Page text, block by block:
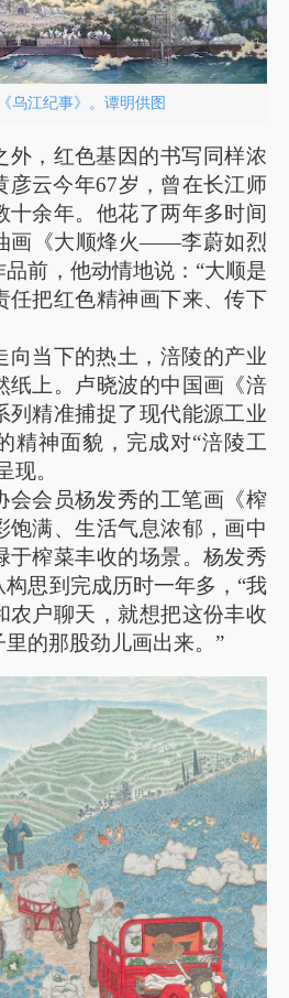
乌江纪事》。谭明供图
外，红色基因的书写同样浓
彦云今年67岁，曾在长江师
十余年。他花了两年多时间
画《大顺烽火——李蔚如烈
前，他动情地说：“大顺是
任把红色精神画下来、传下
向当下的热土，涪陵的产业
纸上。卢晓波的中国画《涪
列精准捕捉了现代能源工业
精神面貌，完成对“涪陵工
现。
会会员杨发秀的工笔画《榨
饱满、生活气息浓郁，画中
于榨菜丰收的场景。杨发秀
思到完成历时一年多，“我
农户聊天，就想把这份丰收
的那股劲儿画出来。”